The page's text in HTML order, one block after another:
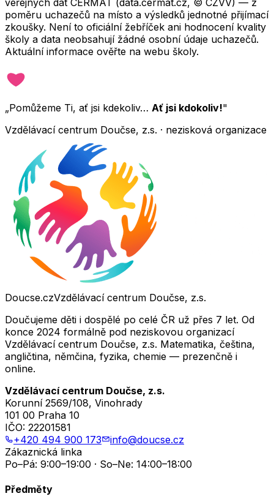
poměru uchazečů na místo a výsledků jednotné přijímací
zkoušky. Není to oficiální žebříček ani hodnocení kvality
školy a data neobsahují žádné osobní údaje uchazečů.
Aktuální informace ověřte na webu školy.
„Pomůžeme Ti, ať jsi kdekoliv… Ať jsi kdokoliv!"
Vzdělávací centrum Doučse, z.s. · nezisková organizace
Doucse.czVzdělávací centrum Doučse, z.s.
Doučujeme děti i dospělé po celé ČR už přes 7 let. Od
konce 2024 formálně pod neziskovou organizací
Vzdělávací centrum Doučse, z.s. Matematika, čeština,
angličtina, němčina, fyzika, chemie — prezenčně i
online.
Vzdělávací centrum Doučse, z.s.
Korunní 2569/108, Vinohrady
101 00 Praha 10
IČO: 22201581
+420 494 900 173
info@doucse.cz
Zákaznická linka
Po–Pá: 9:00–19:00 · So–Ne: 14:00–18:00
Předměty